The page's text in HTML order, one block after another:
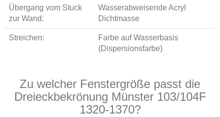
Übergang vom Stuck
zur Wand:
Wasserabweisende Acryl
Dichtmasse
Streichen:
Farbe auf Wasserbasis
(Dispersionsfarbe)
Zu welcher Fenstergröße passt die
Dreieckbekrönung Münster 103/104F
1320-1370?